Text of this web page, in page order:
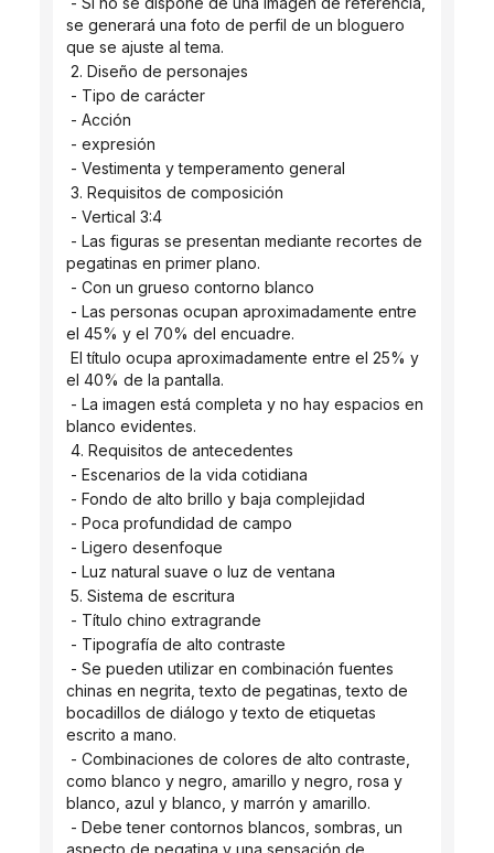
se generará una foto de perfil de un bloguero
que se ajuste al tema.
2. Diseño de personajes
- Tipo de carácter
- Acción
- expresión
- Vestimenta y temperamento general
3. Requisitos de composición
- Vertical 3:4
pegatinas en primer plano.
- Con un grueso contorno blanco
el 45% y el 70% del encuadre.
el 40% de la pantalla.
blanco evidentes.
4. Requisitos de antecedentes
- Escenarios de la vida cotidiana
- Fondo de alto brillo y baja complejidad
- Poca profundidad de campo
- Ligero desenfoque
- Luz natural suave o luz de ventana
5. Sistema de escritura
- Título chino extragrande
- Tipografía de alto contraste
chinas en negrita, texto de pegatinas, texto de
bocadillos de diálogo y texto de etiquetas
escrito a mano.
como blanco y negro, amarillo y negro, rosa y
blanco, azul y blanco, y marrón y amarillo.
aspecto de pegatina y una sensación de